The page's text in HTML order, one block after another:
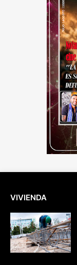
VIVIENDA